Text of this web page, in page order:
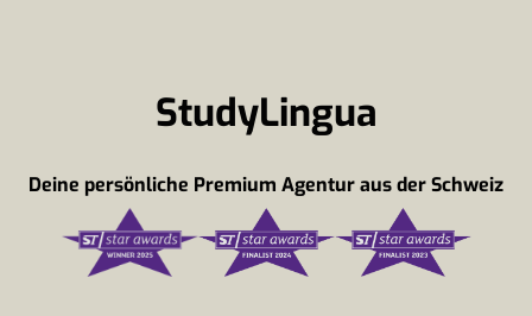
StudyLingua
Deine persönliche Premium Agentur aus der Schweiz